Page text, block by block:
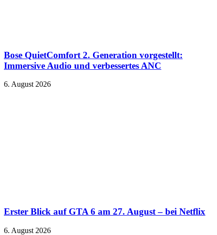
Bose QuietComfort 2. Generation vorgestellt:
Immersive Audio und verbessertes ANC
6. August 2026
Erster Blick auf GTA 6 am 27. August – bei Netflix
6. August 2026